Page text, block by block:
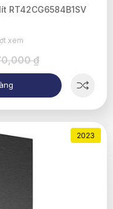
RT42CG6584B1SV
xem
₫
2023